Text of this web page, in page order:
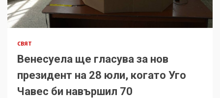
СВЯТ
Венесуела ще гласува за нов
президент на 28 юли, когато Уго
Чавес би навършил 70